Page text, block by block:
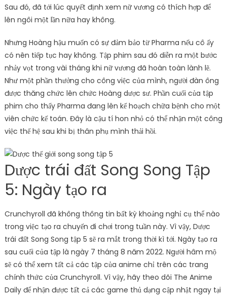
Sau đó, đã tới lúc quyết định xem nữ vương có thích hợp để
lên ngôi một lần nữa hay không.
Nhưng Hoàng hậu muốn có sự đảm bảo từ Pharma nếu cô ấy
có nên tiếp tục hay không. Tập phim sau đó diễn ra một bước
nhảy vọt trong vài tháng khi nữ vương đã hoàn toàn lành lẽ.
Như một phần thưởng cho công việc của mình, người đàn ông
được thăng chức lên chức Hoàng dược sư. Phần cuối của tập
phim cho thấy Pharma đang lên kế hoạch chữa bệnh cho một
viên chức kế toán. Đây là cậu tí hon nhỏ có thể nhận một công
việc thế hệ sau khi bị thân phụ mình thải hồi.
Dược trái đất Song Song Tập
5: Ngày tạo ra
Crunchyroll đã không thông tin bất kỳ khoảng nghỉ cụ thể nào
trong việc tạo ra chuyến đi chơi trong tuần này. Vì vậy, Dược
trái đất Song Song tập 5 sẽ ra mắt trong thời kì tới. Ngày tạo ra
sau cuối của tập là ngày 7 tháng 8 năm 2022. Người hâm mộ
sẽ có thể xem tất cả các tập của anime chỉ trên các trang
chính thức của Crunchyroll. Vì vậy, hãy theo dõi The Anime
Daily để nhận được tất cả các game thủ dạng cập nhật ngay tại